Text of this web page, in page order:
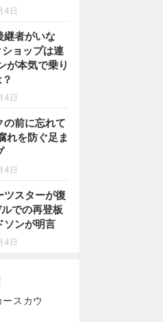
4日
継者がいな
ョップは連
が本気で乗り
4日
の前に忘れて
れを防ぐ足ま
4日
ツスターが復
での再登板
ソンが明言
4日
スカウ